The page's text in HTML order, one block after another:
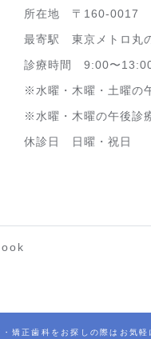
所在地 〒160-0017
最寄駅 東京メトロ丸
診療時間 9:00〜
※水曜・木曜・土曜の
※水曜・木曜の午後診
休診日 日曜・祝日
矯正歯科をお探しの際はお気